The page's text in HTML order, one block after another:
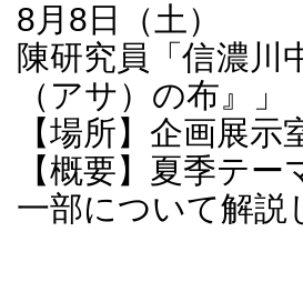
8月8日（土）
陳研究員「信濃川
（アサ）の布』」
【場所】企画展示
【概要】夏季テ
一部について解説